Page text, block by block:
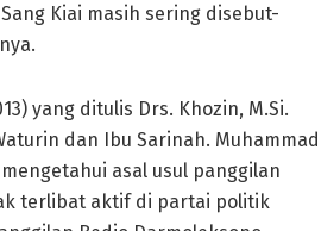
Kiai masih sering disebut-
yang ditulis Drs. Khozin, M.Si.
dan Ibu Sarinah. Muhammad
asal usul panggilan
terlibat aktif di partai politik